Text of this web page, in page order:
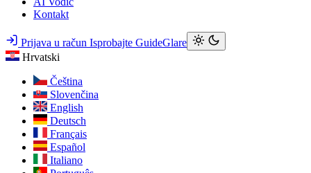
Kontakt
Prijava u račun Isprobajte GuideGlare
Hrvatski
Čeština
Slovenčina
English
Deutsch
Français
Español
Italiano